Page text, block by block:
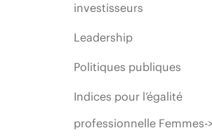
investisseurs
Leadership
Politiques publiques
Indices pour l’égalité
professionnelle Femmes->